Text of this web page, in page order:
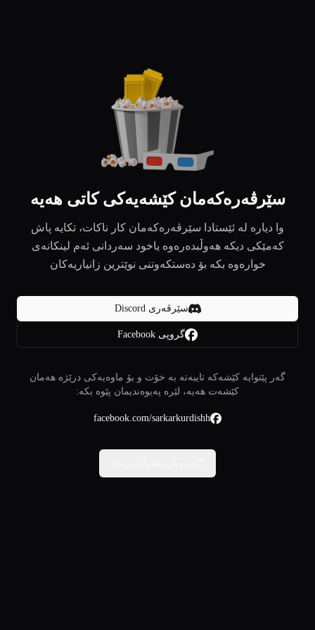
سێرڤەرەکەمان کێشەیەکی کاتی هەیە
وا دیارە لە ئێستادا سێرڤەرەکەمان کار ناکات، تکایە پاش
کەمێکی دیکە هەوڵبدەرەوە یاخود سەردانی ئەم لینکانەی
خوارەوە بکە بۆ دەستکەوتنی نوێترین زانیاریەکان
سێرڤەری Discord
گروپی Facebook
گەر پێتوایە کێشەکە تایبەتە بە خۆت و بۆ ماوەیەکی درێژە هەمان
کێشەت هەیە، لێرە پەیوەندیمان پێوە بکە:
facebook.com/sarkarkurdishh